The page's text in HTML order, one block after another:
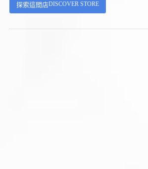
德行西路店。德行西路店離捷運芝山站
探索這間店DISCOVER STORE